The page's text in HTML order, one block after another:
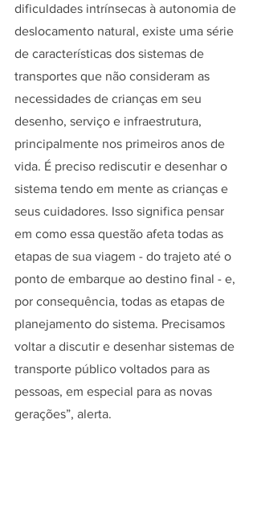
dificuldades intrínsecas à autonomia de
deslocamento natural, existe uma série
de características dos sistemas de
transportes que não consideram as
necessidades de crianças em seu
desenho, serviço e infraestrutura,
principalmente nos primeiros anos de
vida. É preciso rediscutir e desenhar o
sistema tendo em mente as crianças e
seus cuidadores. Isso significa pensar
em como essa questão afeta todas as
etapas de sua viagem - do trajeto até o
ponto de embarque ao destino final - e,
por consequência, todas as etapas de
planejamento do sistema. Precisamos
voltar a discutir e desenhar sistemas de
transporte público voltados para as
pessoas, em especial para as novas
gerações”, alerta.